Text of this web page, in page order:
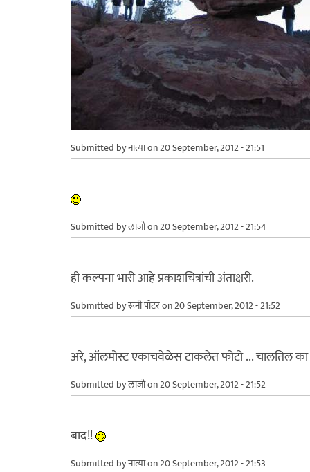
Submitted byनात्याon 20 September, 2012 - 21:51
Submitted byलाजोon 20 September, 2012 - 21:54
ही कल्पना भारी आहे प्रकाशचित्रांची अंताक्षरी.
Submitted byरूनी पॉटरon 20 September, 2012 - 21:52
अरे, ऑलमोस्ट एकाचवेळेस टाकलेत फोटो ... चालतिल
Submitted byलाजोon 20 September, 2012 - 21:52
बाद!!
Submitted byनात्याon 20 September, 2012 - 21:53